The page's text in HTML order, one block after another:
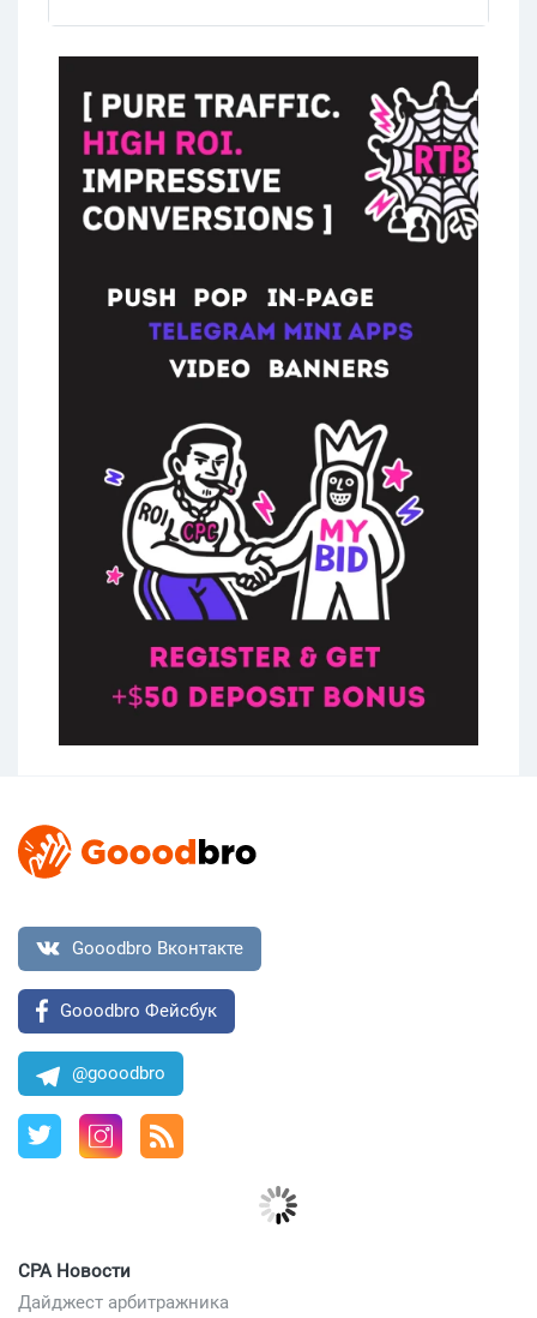
статье, гоу!
Gooodbro Вконтакте
Gooodbro Фейсбук
@gooodbro
CPA Новости
Дайджест арбитражника